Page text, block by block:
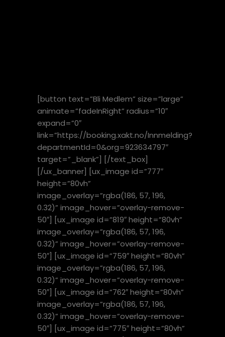
[button text=”Bli Medlem” size=”large”
animate=”fadeInRight” radius=”10″
expand=”0″
link=”https://booking.xakt.no/Innmelding?
departmentId=0&org=923634797″
target=”_blank”] [/text_box]
[/ux_banner] [ux_image id=”777″
height=”80vh”
image_overlay=”rgba(186, 57, 196,
0.32)” image_hover=”overlay-remove-
50″] [ux_image id=”819″ height=”80vh”
image_overlay=”rgba(186, 57, 196,
0.32)” image_hover=”overlay-remove-
50″] [ux_image id=”759″ height=”80vh”
image_overlay=”rgba(186, 57, 196,
0.32)” image_hover=”overlay-remove-
50″] [ux_image id=”762″ height=”80vh”
image_overlay=”rgba(186, 57, 196,
0.32)” image_hover=”overlay-remove-
50″] [ux_image id=”775″ height=”80vh”